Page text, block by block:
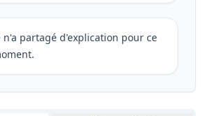
partagé d'explication pour ce